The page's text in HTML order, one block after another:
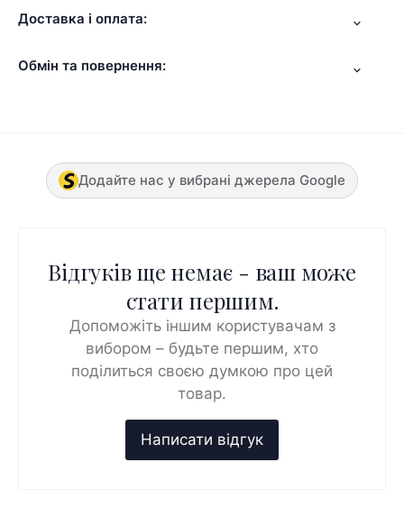
Доставка і оплата:
Обмін та повернення:
Додайте нас у вибрані джерела Google
Відгуків ще немає - ваш може
стати першим.
Допоможіть іншим користувачам з
вибором – будьте першим, хто
поділиться своєю думкою про цей
товар.